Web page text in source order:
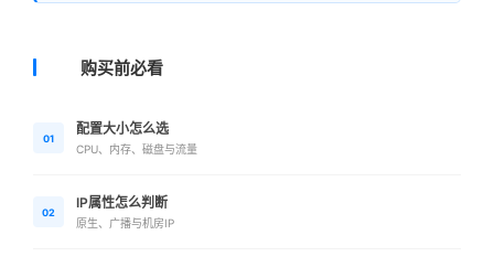
购买前必看
01
配置大小怎么选
CPU、内存、磁盘与流量
02
IP属性怎么判断
原生、广播与机房IP